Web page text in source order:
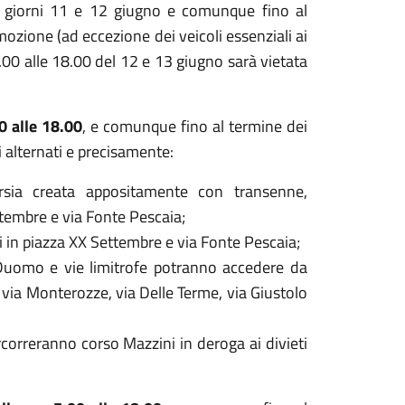
11 e 12 giugno e comunque fino al
(ad eccezione dei veicoli essenziali ai
alle 18.00 del 12 e 13 giugno sarà vietata
alle 18.00, e comunque fino al termine dei
e precisamente:
creata appositamente con transenne,
e via Fonte Pescaia;
piazza XX Settembre e via Fonte Pescaia;
e vie limitrofe potranno accedere da
Monterozze, via Delle Terme, via Giustolo
corso Mazzini in deroga ai divieti